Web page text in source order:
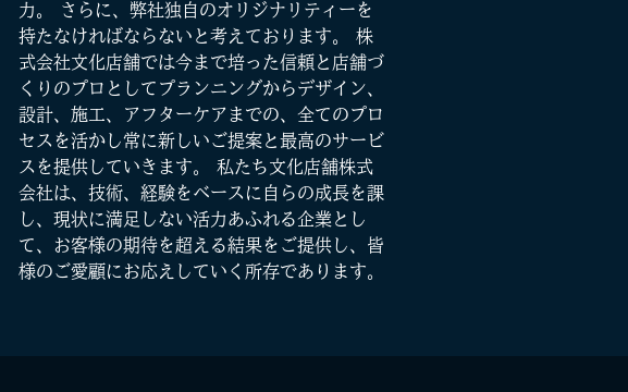
力。 さらに、弊社独自のオリジナリティーを
持たなければならないと考えております。 株
式会社文化店舗では今まで培った信頼と店舗づ
くりのプロとしてプランニングからデザイン、
設計、施工、アフターケアまでの、全てのプロ
セスを活かし常に新しいご提案と最高のサービ
スを提供していきます。 私たち文化店舗株式
会社は、技術、経験をベースに自らの成長を課
し、現状に満足しない活力あふれる企業とし
て、お客様の期待を超える結果をご提供し、皆
様のご愛顧にお応えしていく所存であります。